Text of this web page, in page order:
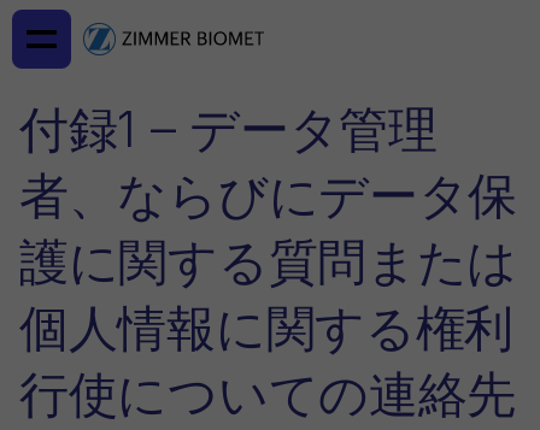
付録1 – データ管理
者、ならびにデータ保
護に関する質問または
個人情報に関する権利
行使についての連絡先